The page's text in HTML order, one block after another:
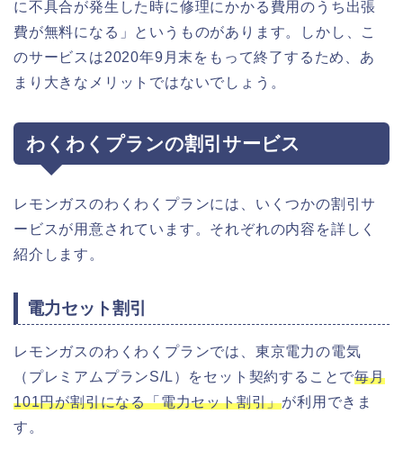
に不具合が発生した時に修理にかかる費用のうち出張
費が無料になる」というものがあります。しかし、こ
のサービスは2020年9月末をもって終了するため、あ
まり大きなメリットではないでしょう。
わくわくプランの割引サービス
レモンガスのわくわくプランには、いくつかの割引サ
ービスが用意されています。それぞれの内容を詳しく
紹介します。
電力セット割引
レモンガスのわくわくプランでは、東京電力の電気
（プレミアムプランS/L）をセット契約することで毎月
101円が割引になる「電力セット割引」が利用できま
す。